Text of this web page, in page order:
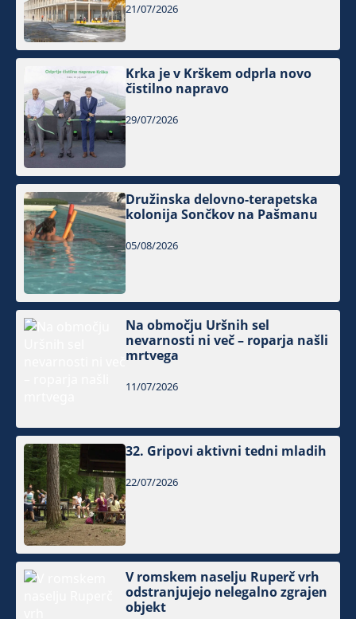
21/07/2026
Krka je v Krškem odprla novo
čistilno napravo
29/07/2026
Družinska delovno-terapetska
kolonija Sončkov na Pašmanu
05/08/2026
Na območju Uršnih sel
nevarnosti ni več – roparja našli
mrtvega
11/07/2026
32. Gripovi aktivni tedni mladih
22/07/2026
V romskem naselju Ruperč vrh
odstranjujejo nelegalno zgrajen
objekt